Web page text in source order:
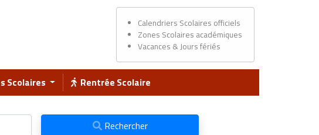
Calendriers Scolaires officiels
Zones Scolaires académiques
Vacances & Jours fériés
Scolaires Rentrée Scolaire
Rechercher